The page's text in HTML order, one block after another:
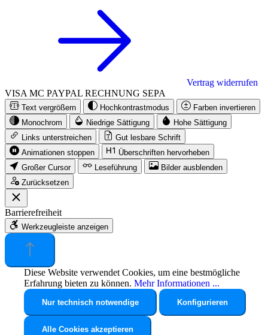
Vertrag widerrufen
VISA MC PAYPAL RECHNUNG SEPA
Text vergrößern Hochkontrastmodus
Farben invertieren
Monochrom
Niedrige Sättigung
Hohe Sättigung
Links unterstreichen
Gut lesbare Schrift
Animationen stoppen
Überschriften hervorheben
Großer Cursor
Leseführung
Bilder ausblenden
Zurücksetzen
Barrierefreiheit
Werkzeugleiste anzeigen
Diese Website verwendet Cookies, um eine bestmögliche
Erfahrung bieten zu können. Mehr Informationen ...
Nur technisch notwendige Konfigurieren
Alle Cookies akzeptieren